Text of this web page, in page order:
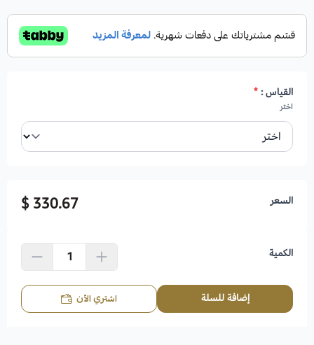
القياس :*
اختر
السعر 330.67 $
الكمية
إضافة للسلة اشتري الآن